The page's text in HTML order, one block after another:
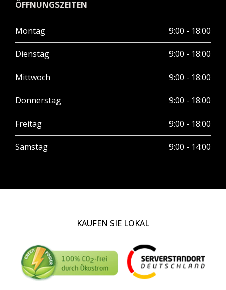
ÖFFNUNGSZEITEN
Montag 9:00 - 18:00
Dienstag 9:00 - 18:00
Mittwoch 9:00 - 18:00
Donnerstag 9:00 - 18:00
Freitag 9:00 - 18:00
Samstag 9:00 - 14:00
KAUFEN SIE LOKAL